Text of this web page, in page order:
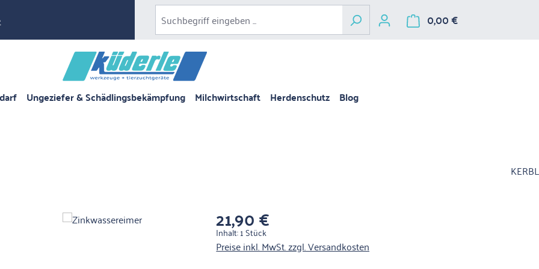
0,00 €Warenkorb
Ungeziefer & Schädlingsbekämpfung Milchwirtschaft Herdenschutz Blog
KERBL
Regulärer Preis:
21,90 €
Inhalt:1 Stück
Preise inkl. MwSt. zzgl. Versandkosten